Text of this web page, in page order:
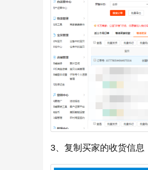
3、复制买家的收货信息